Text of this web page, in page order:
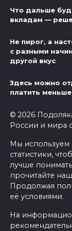
Что дальше
вкладам —
Не пирог, а
с разными
другой вкус
Здесь можно
платить
© 2026
России и мира
Мы используем
статистики,
лучше
прочитайте
Продолжая
её условиями.
На